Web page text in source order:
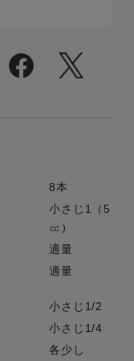
8本
小さじ1（5
㏄）
適量
適量
小さじ1/2
小さじ1/4
各少し